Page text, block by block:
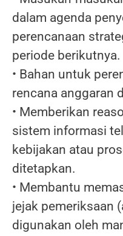
dalam agenda
perencanaan
periode berikutnya.
• Bahan untuk
rencana anggaran
• Memberikan
sistem informasi
kebijakan atau
ditetapkan.
• Membantu
jejak pemeriksaan
digunakan oleh